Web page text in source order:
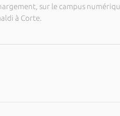
sur le campus
à Corte.